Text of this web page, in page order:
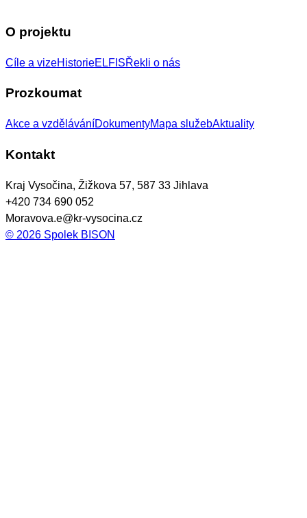
O projektu
Cíle a vizeHistorieELFISŘekli o nás
Prozkoumat
Akce a vzděláváníDokumentyMapa služebAktuality
Kontakt
Kraj Vysočina, Žižkova 57, 587 33 Jihlava
+420 734 690 052
Moravova.e@kr-vysocina.cz
© 2026 Spolek BISON